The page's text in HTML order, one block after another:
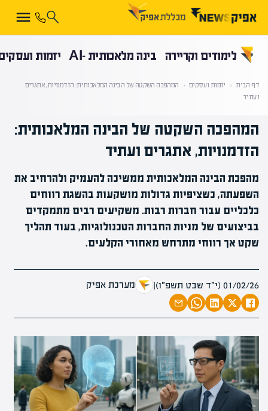
לימודים וקריירה בינה מלאכותית -AI יזמות
דף הבית ‹ יזמות ועסקים ‹
המהפכה השקטה של הבינה המלאכותית: הזדמנויות, אתגרים
ועתיד
המהפכה השקטה של הבינה המלאכותית:
הזדמנויות, אתגרים ועתיד
מהפכת הבינה המלאכותית ממשיכה להעמיק ולהרחיב את
השפעתה, כשציפיות גדולות מושקעות בהשגת רווחים
כלכליים עבור חברות רבות. משקיעים רבים מתמקדים
בביצועים של מניות החברות הטכנולוגיות, בעוד תהליך
שקט אך רווחי מתרחש מאחורי הקלעים.
01/02/26 (י״ד שבט תשפ״ו) | מערכת אפיק